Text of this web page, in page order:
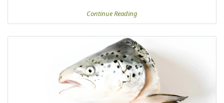
Continue Reading